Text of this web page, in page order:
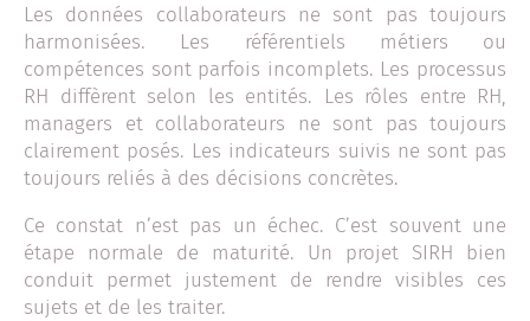
Les données collaborateurs ne sont pas toujours
harmonisées. Les référentiels métiers ou
compétences sont parfois incomplets. Les processus
RH diffèrent selon les entités. Les rôles entre RH,
managers et collaborateurs ne sont pas toujours
clairement posés. Les indicateurs suivis ne sont pas
toujours reliés à des décisions concrètes.
Ce constat n’est pas un échec. C’est souvent une
étape normale de maturité. Un projet SIRH bien
conduit permet justement de rendre visibles ces
sujets et de les traiter.